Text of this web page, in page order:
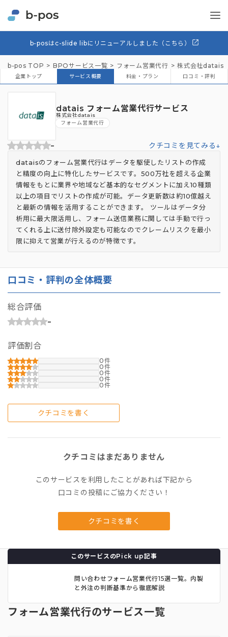
b-posはc-slide libにリニューアルしました（こちら）
b-pos TOP BPOサービス一覧 フォーム営業代行 株式会社datais
企業トップ サービス概要 料金・プラン 口コミ・評判
datais フォーム営業代行サービス
株式会社datais
フォーム営業代行
- クチコミを見てみる↓
dataisのフォーム営業代行はデータを駆使したリストの作成
と精度の向上に特化したサービスです。500万社を超える企業
情報をもとに業界や地域など基本的なセグメントに加え10種類
以上の項目でリストの作成が可能。データ更新数は約10億越え
と最新の情報を活用することができます。 ツールはデータ分
析用に最大限活用し、フォーム送信業務に関しては手動で行っ
てくれる上に送付除外設定も可能なのでクレームリスクを最小
限に抑えて営業が行えるのが特徴です。
口コミ・評判の全体概要
総合評価
-
評価割合
0
0
0
0
0
クチコミを書く
クチコミはまだありません
このサービスを利用したことがあれば下記から
口コミの投稿にご協力ください！
クチコミを書く
このサービスのPick up記事
問い合わせフォーム営業代行15選一覧。内製
と外注の判断基準から徹底解説
フォーム営業代行のサービス一覧